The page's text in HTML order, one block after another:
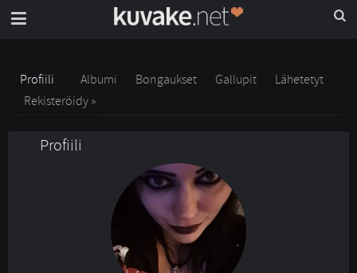
Profiili Albumi Bongaukset Gallupit
Lähetetyt
Rekisteröidy »
Profiili